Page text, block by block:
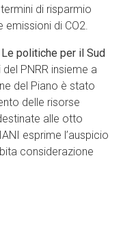
di risparmio
di CO2.
Le politiche per il Sud
PNRR insieme a
del Piano è stato
delle risorse
alle otto
esprime l’auspicio
considerazione